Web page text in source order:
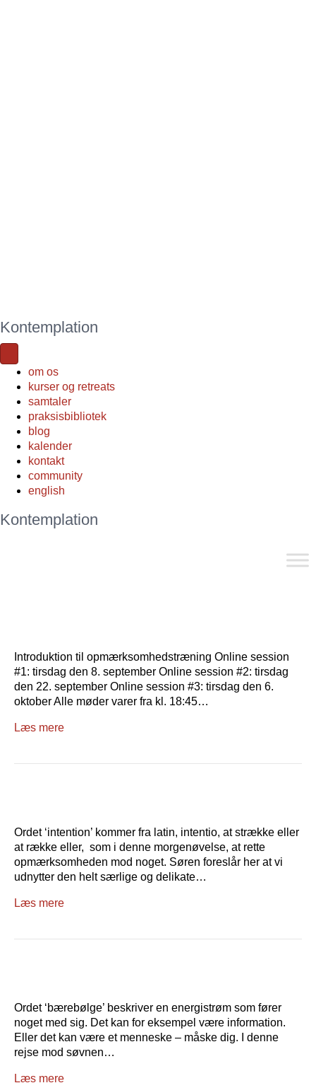
Kontemplation
om os
kurser og retreats
samtaler
praksisbibliotek
blog
kalender
kontakt
community
english
Kontemplation
Introduktion til opmærksomhedstræning Online session
#1: tirsdag den 8. september Online session #2: tirsdag
den 22. september Online session #3: tirsdag den 6.
oktober Alle møder varer fra kl. 18:45…
Læs mere
Ordet ‘intention’ kommer fra latin, intentio, at strække eller
at række eller, som i denne morgenøvelse, at rette
opmærksomheden mod noget. Søren foreslår her at vi
udnytter den helt særlige og delikate…
Læs mere
Ordet ‘bærebølge’ beskriver en energistrøm som fører
noget med sig. Det kan for eksempel være information.
Eller det kan være et menneske – måske dig. I denne
rejse mod søvnen…
Læs mere